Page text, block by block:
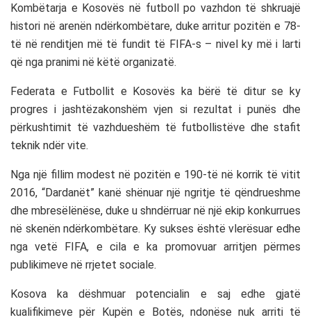
Kombëtarja e Kosovës në futboll po vazhdon të shkruajë
histori në arenën ndërkombëtare, duke arritur pozitën e 78-
të në renditjen më të fundit të FIFA-s – nivel ky më i larti
që nga pranimi në këtë organizatë.
Federata e Futbollit e Kosovës ka bërë të ditur se ky
progres i jashtëzakonshëm vjen si rezultat i punës dhe
përkushtimit të vazhdueshëm të futbollistëve dhe stafit
teknik ndër vite.
Nga një fillim modest në pozitën e 190-të në korrik të vitit
2016, “Dardanët” kanë shënuar një ngritje të qëndrueshme
dhe mbresëlënëse, duke u shndërruar në një ekip konkurrues
në skenën ndërkombëtare. Ky sukses është vlerësuar edhe
nga vetë FIFA, e cila e ka promovuar arritjen përmes
publikimeve në rrjetet sociale.
Kosova ka dëshmuar potencialin e saj edhe gjatë
kualifikimeve për Kupën e Botës, ndonëse nuk arriti të